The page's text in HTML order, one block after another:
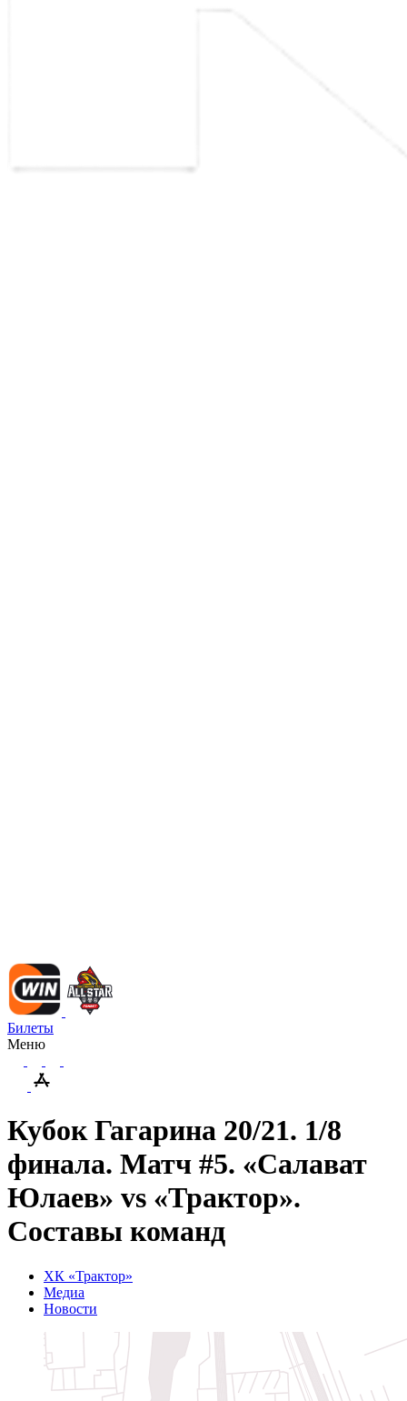
Билеты
Меню
Кубок Гагарина 20/21. 1/8
финала. Матч #5. «Салават
Юлаев» vs «Трактор».
Составы команд
ХК «Трактор»
Медиа
Новости